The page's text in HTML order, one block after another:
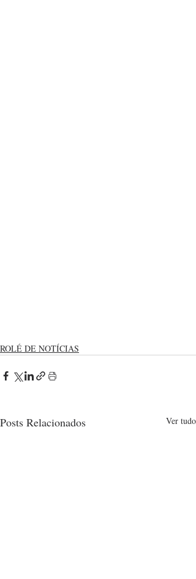
ROLÉ DE NOTÍCIAS
Posts Relacionados Ver tudo